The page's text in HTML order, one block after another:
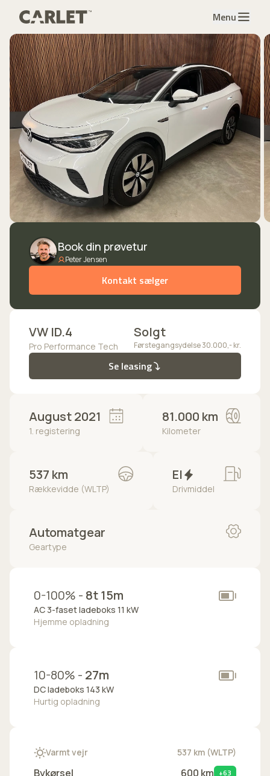
Menu
Book din prøvetur
Peter Jensen
Kontakt sælger
VW ID.4
Pro Performance Tech
Solgt
Førstegangsydelse 30.000,- kr.
Se leasing
August 2021
1. registering
81.000 km
Kilometer
537 km
Rækkevidde (WLTP)
El
Drivmiddel
Automatgear
Geartype
0-100% - 8t 15m
AC 3-faset ladeboks 11 kW
Hjemme opladning
10-80% - 27m
DC ladeboks 143 kW
Hurtig opladning
Varmt vejr 537 km (WLTP)
Bykørsel 600 km +63